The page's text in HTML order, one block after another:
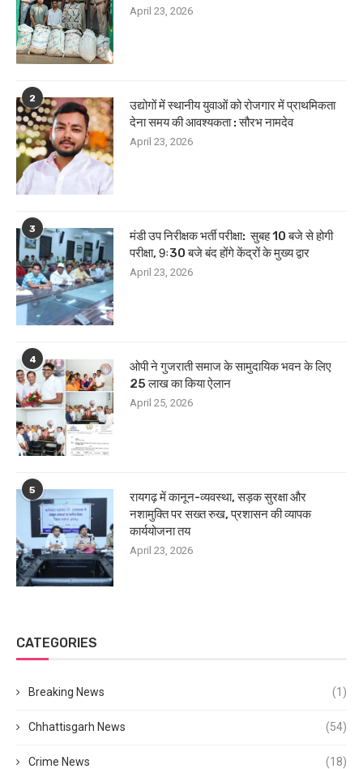
April 23, 2026
2
उद्योगों में स्थानीय युवाओं को रोजगार में प्राथमिकता
देना समय की आवश्यकता : सौरभ नामदेव
April 23, 2026
3
मंडी उप निरीक्षक भर्ती परीक्षा: सुबह 10 बजे से होगी
परीक्षा, 9ः30 बजे बंद होंगे केंद्रों के मुख्य द्वार
April 23, 2026
4
ओपी ने गुजराती समाज के सामुदायिक भवन के लिए
25 लाख का किया ऐलान
April 25, 2026
5
रायगढ़ में कानून-व्यवस्था, सड़क सुरक्षा और
नशामुक्ति पर सख्त रुख, प्रशासन की व्यापक
कार्ययोजना तय
April 23, 2026
CATEGORIES
Breaking News (1)
Chhattisgarh News (54)
Crime News (18)